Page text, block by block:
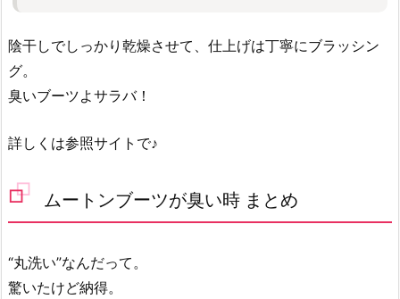
陰干しでしっかり乾燥させて、仕上げは丁寧にブラッシン
グ。
臭いブーツよサラバ！
詳しくは参照サイトで♪
ムートンブーツが臭い時 まとめ
“丸洗い”なんだって。
驚いたけど納得。